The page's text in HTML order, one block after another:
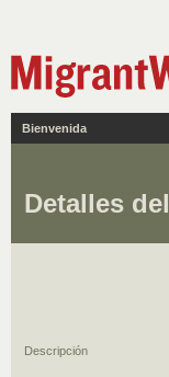
Bienvenida
Detalles
Descripción